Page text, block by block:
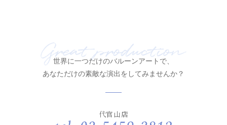
世界に一つだけのバルーンアートで、
あなただけの素敵な演出をしてみませんか？
代官山店